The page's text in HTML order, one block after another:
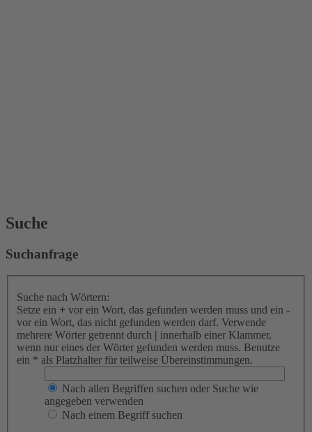
Suche
Suchanfrage
Suche nach Wörtern:
Setze ein + vor ein Wort, das gefunden werden muss und ein -
vor ein Wort, das nicht gefunden werden darf. Verwende
mehrere Wörter getrennt durch | innerhalb einer Klammer,
wenn nur eines der Wörter gefunden werden muss. Benutze
ein * als Platzhalter für teilweise Übereinstimmungen.
Nach allen Begriffen suchen oder Suche wie
angegeben verwenden
Nach einem Begriff suchen